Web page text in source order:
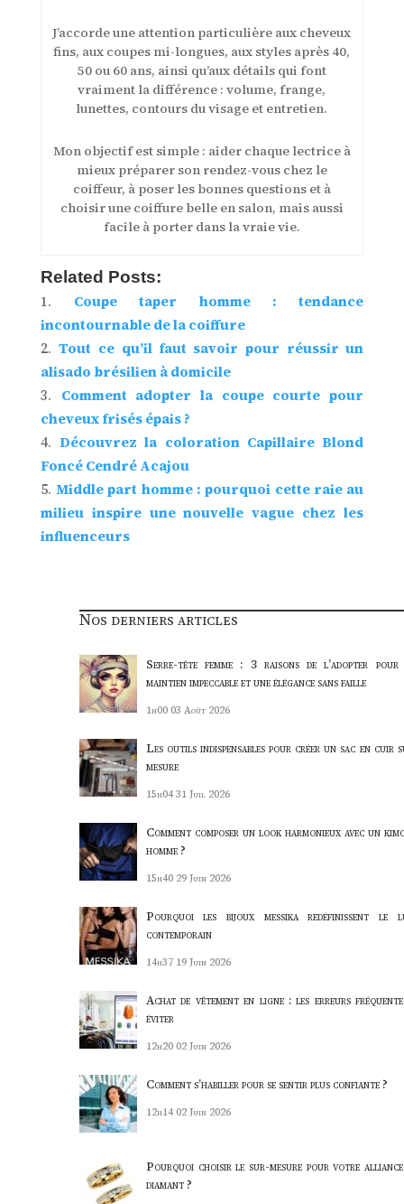
J’accorde une attention particulière aux cheveux
fins, aux coupes mi-longues, aux styles après 40,
50 ou 60 ans, ainsi qu’aux détails qui font
vraiment la différence : volume, frange,
lunettes, contours du visage et entretien.
Mon objectif est simple : aider chaque lectrice à
mieux préparer son rendez-vous chez le
coiffeur, à poser les bonnes questions et à
choisir une coiffure belle en salon, mais aussi
facile à porter dans la vraie vie.
Related Posts:
Coupe taper homme : tendance
incontournable de la coiffure
Tout ce qu’il faut savoir pour réussir un
alisado brésilien à domicile
Comment adopter la coupe courte pour
cheveux frisés épais ?
Découvrez la coloration Capillaire Blond
Foncé Cendré Acajou
Middle part homme : pourquoi cette raie au
milieu inspire une nouvelle vague chez les
influenceurs
Nos derniers articles
Serre-tête femme : 3 raisons de l’adopter pour
maintien impeccable et une élégance sans faille
1h00 03 Août 2026
Les outils indispensables pour créer un sac en cuir
mesure
15h04 31 Juil 2026
Comment composer un look harmonieux avec un
homme ?
15h40 29 Juin 2026
Pourquoi les bijoux messika redéfinissent le
contemporain
14h37 19 Juin 2026
Achat de vêtement en ligne : les erreurs
éviter
12h20 02 Juin 2026
Comment s’habiller pour se sentir plus confiante ?
12h14 02 Juin 2026
Pourquoi choisir le sur-mesure pour votre
diamant ?